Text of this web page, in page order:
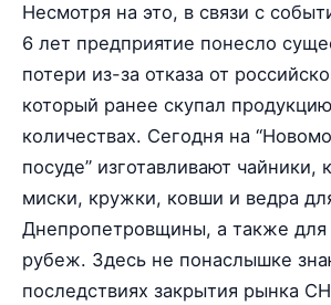
Несмотря на это, в связи с
6 лет предприятие понесло
потери из-за отказа от
который ранее скупал
количествах. Сегодня на
посуде” изготавливают чайники,
миски, кружки, ковши и ведра
Днепропетровщины, а также для
рубеж. Здесь не понаслышке
последствиях закрытия рынка